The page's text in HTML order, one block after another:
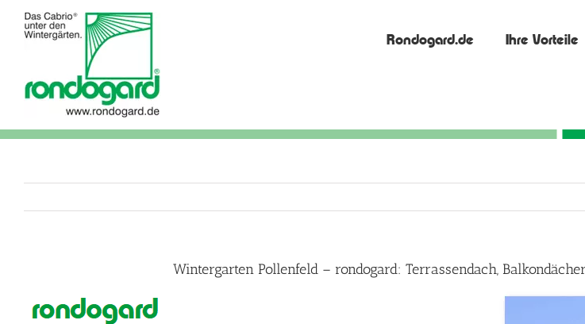
content
Rondogard.de Ihre Vorteile
Wintergarten Pollenfeld – rondogard: Terrassendach,